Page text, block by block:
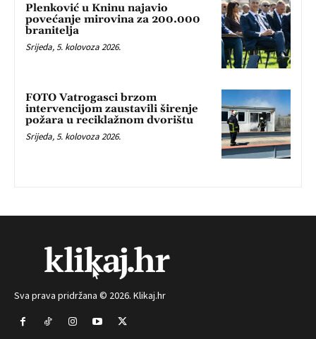
Plenković u Kninu najavio
povećanje mirovina za 200.000
branitelja
Srijeda, 5. kolovoza 2026.
FOTO Vatrogasci brzom
intervencijom zaustavili širenje
požara u reciklažnom dvorištu
Srijeda, 5. kolovoza 2026.
Sva prava pridržana © 2026. Klikaj.hr